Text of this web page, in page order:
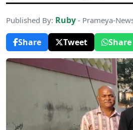
Published By: Ruby - Prameya-
Share
Tweet Share